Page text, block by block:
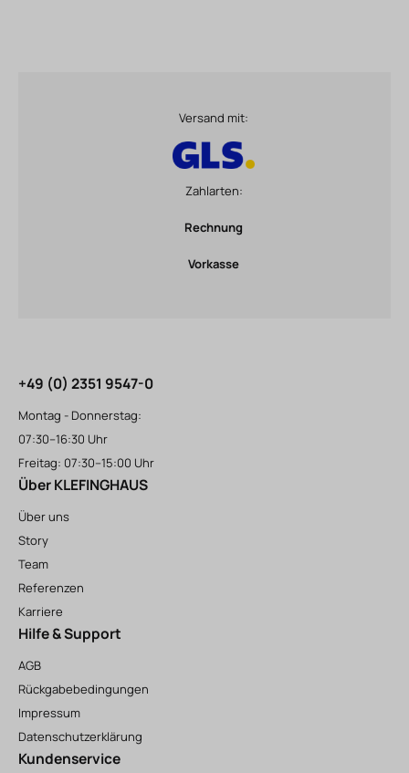
Versand mit:
Zahlarten:
Rechnung
Vorkasse
+49 (0) 2351 9547-0
Montag - Donnerstag:
07:30–16:30 Uhr
Freitag: 07:30–15:00 Uhr
Über KLEFINGHAUS
Über uns
Story
Team
Referenzen
Karriere
Hilfe & Support
AGB
Rückgabebedingungen
Impressum
Datenschutzerklärung
Kundenservice